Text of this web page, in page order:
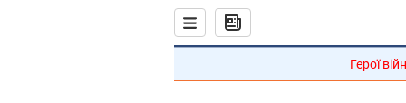
Герої